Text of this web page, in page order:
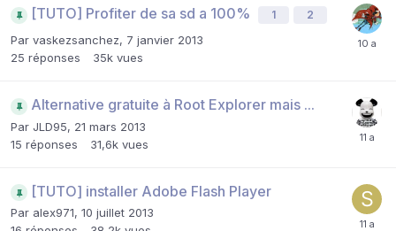
[TUTO] Profiter de sa sd a 100% 1 2
Par vaskezsanchez, 7 janvier 2013
25 réponses 35k vues
Alternative gratuite à Root Explorer mais ...
Par JLD95, 21 mars 2013
15 réponses 31,6k vues
[TUTO] installer Adobe Flash Player
Par alex971, 10 juillet 2013